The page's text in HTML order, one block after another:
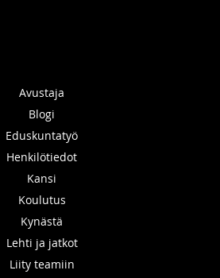
Avustaja
Blogi
Eduskuntatyö
Henkilötiedot
Kansi
Koulutus
Kynästä
Lehti ja jatkot
Liity teamiin